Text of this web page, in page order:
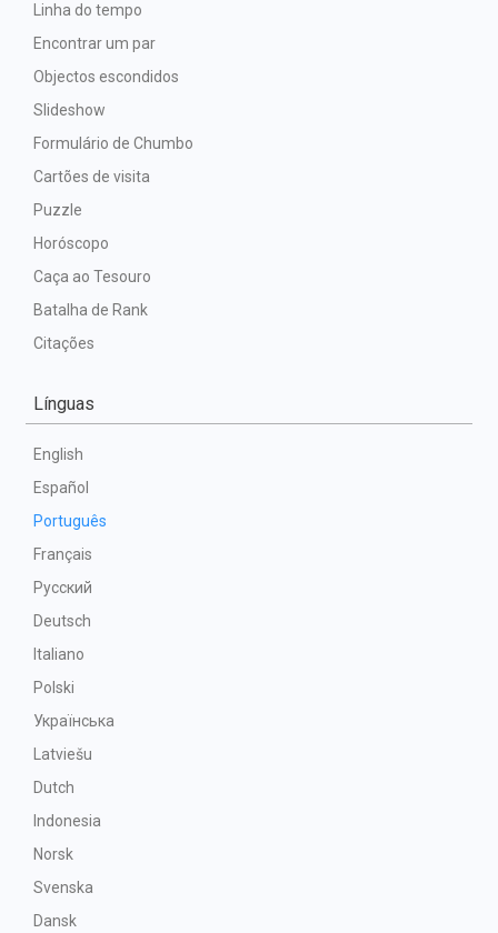
Linha do tempo
Encontrar um par
Objectos escondidos
Slideshow
Formulário de Chumbo
Cartões de visita
Puzzle
Horóscopo
Caça ao Tesouro
Batalha de Rank
Citações
Línguas
English
Español
Português
Français
Русский
Deutsch
Italiano
Polski
Українська
Latviešu
Dutch
Indonesia
Norsk
Svenska
Dansk